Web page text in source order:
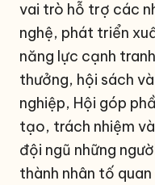
vai trò hỗ trợ các
nghệ, phát triển
năng lực cạnh
thưởng, hội sách
nghiệp, Hội góp
tạo, trách nhiệm
đội ngũ những
thành nhân tố